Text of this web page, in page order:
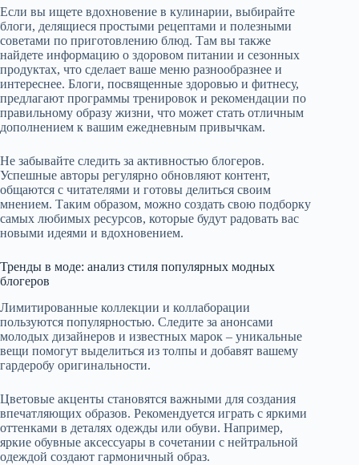
Если вы ищете вдохновение в кулинарии, выбирайте
блоги, делящиеся простыми рецептами и полезными
советами по приготовлению блюд. Там вы также
найдете информацию о здоровом питании и сезонных
продуктах, что сделает ваше меню разнообразнее и
интереснее. Блоги, посвященные здоровью и фитнесу,
предлагают программы тренировок и рекомендации по
правильному образу жизни, что может стать отличным
дополнением к вашим ежедневным привычкам.
Не забывайте следить за активностью блогеров.
Успешные авторы регулярно обновляют контент,
общаются с читателями и готовы делиться своим
мнением. Таким образом, можно создать свою подборку
самых любимых ресурсов, которые будут радовать вас
новыми идеями и вдохновением.
Тренды в моде: анализ стиля популярных модных
блогеров
Лимитированные коллекции и коллаборации
пользуются популярностью. Следите за анонсами
молодых дизайнеров и известных марок – уникальные
вещи помогут выделиться из толпы и добавят вашему
гардеробу оригинальности.
Цветовые акценты становятся важными для создания
впечатляющих образов. Рекомендуется играть с яркими
оттенками в деталях одежды или обуви. Например,
яркие обувные аксессуары в сочетании с нейтральной
одеждой создают гармоничный образ.